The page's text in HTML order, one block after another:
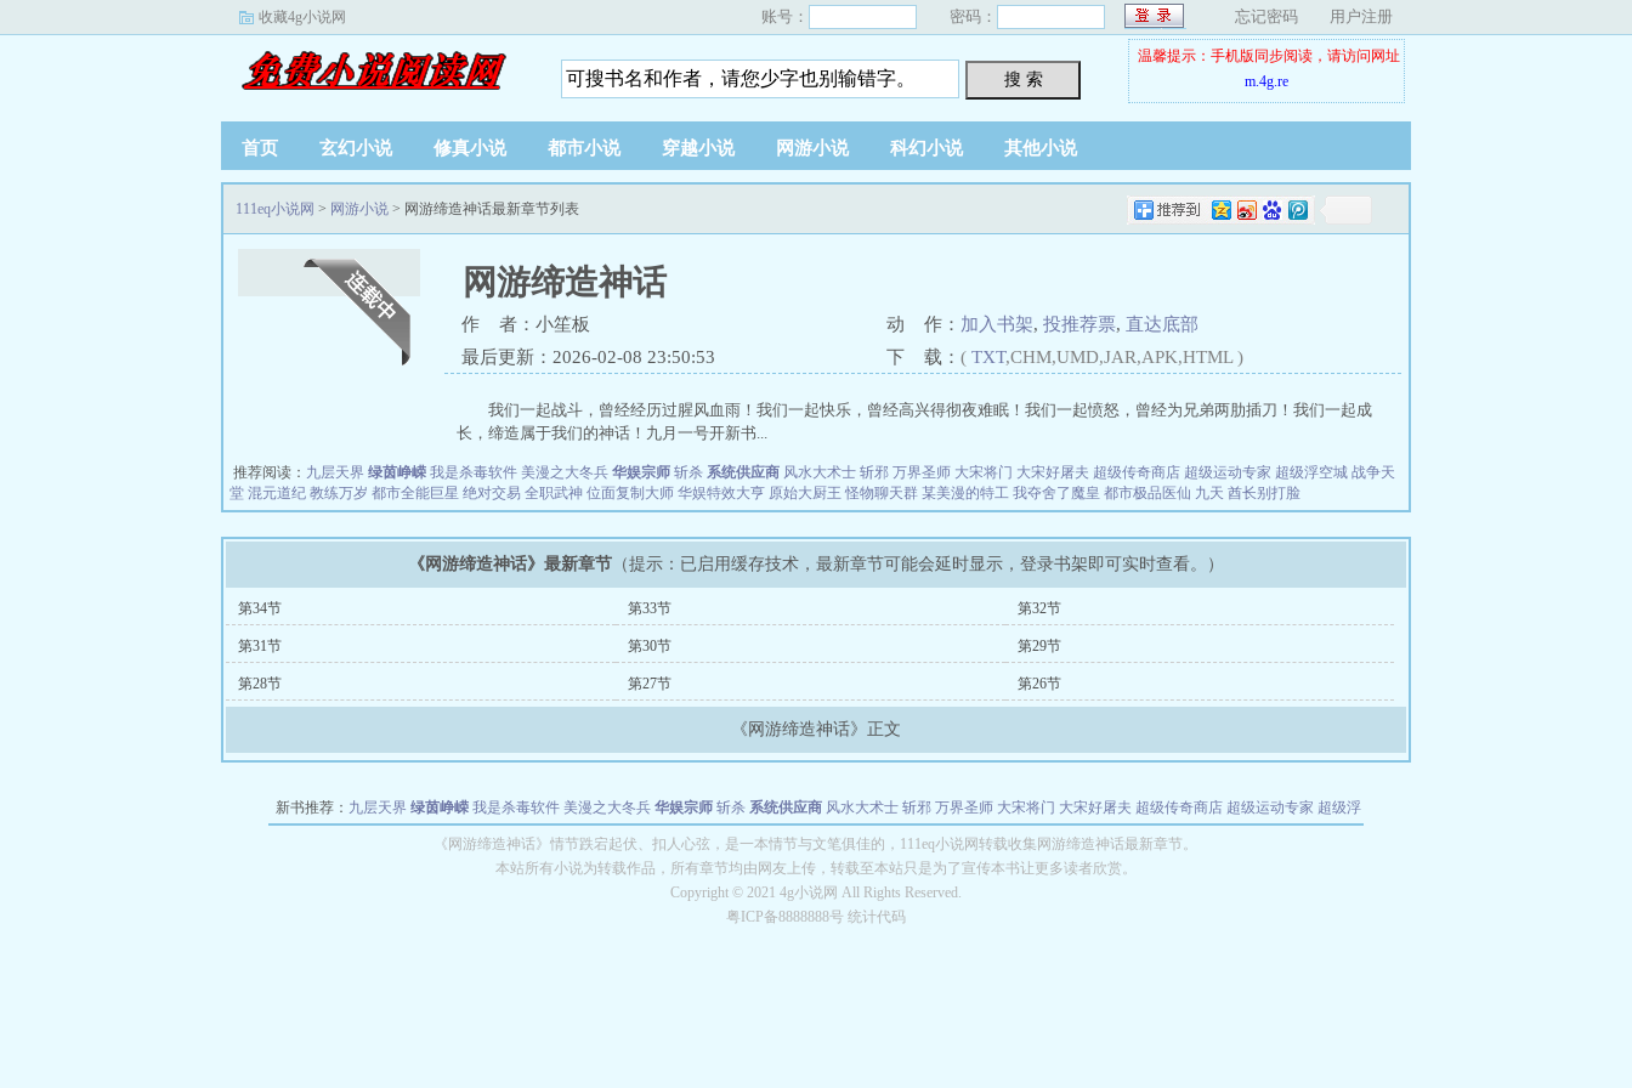
收藏4g小说网 账号： 密码： 忘记密码 用户注册
搜 索
温馨提示：手机版同步阅读，请访问网址
m.4g.re
首页 玄幻小说 修真小说 都市小说 穿越小说 网游小说 科幻小说 其他小说
111eq小说网 > 网游小说 > 网游缔造神话最新章节列表
网游缔造神话
作 者：小笙板 动 作： 加入书架, 投推荐票, 直达底部
最后更新：2026-02-08 23:50:53
下 载： ( TXT,CHM,UMD,JAR,APK,HTML )
我们一起战斗，曾经经历过腥风血雨！我们一起快乐，曾经高兴得彻夜难眠！我们一起愤怒，曾经为兄弟两肋插刀！我们一起成
长，缔造属于我们的神话！九月一号开新书...
推荐阅读： 九层天界 绿茵峥嵘 我是杀毒软件 美漫之大冬兵 华娱宗师 斩杀 系统供应商 风水大术士 斩邪 万界圣师 大宋将门 大宋好屠夫 超级传奇商店 超级运动专家 超级浮空城 战争天
堂 混元道纪 教练万岁 都市全能巨星 绝对交易 全职武神 位面复制大师 华娱特效大亨 原始大厨王 怪物聊天群 某美漫的特工 我夺舍了魔皇 都市极品医仙 九天 酋长别打脸
《网游缔造神话》最新章节 （提示：已启用缓存技术，最新章节可能会延时显示，登录书架即可实时查看。）
第34节 第33节 第32节
第31节 第30节 第29节
第28节 第27节 第26节
《网游缔造神话》正文
新书推荐： 九层天界 绿茵峥嵘 我是杀毒软件 美漫之大冬兵 华娱宗师 斩杀 系统供应商 风水大术士 斩邪 万界圣师 大宋将门 大宋好屠夫 超级传奇商店 超级运动专家 超级浮
教练万岁 都市全能巨星 绝对交易 全职武神 位面复制大师 华娱特效大亨 原始大厨王 怪物聊天群 某美漫的特工 我夺舍了魔皇
长别打脸
《网游缔造神话》情节跌宕起伏、扣人心弦，是一本情节与文笔俱佳的，111eq小说网转载收集网游缔造神话最新章节。
本站所有小说为转载作品，所有章节均由网友上传，转载至本站只是为了宣传本书让更多读者欣赏。
Copyright © 2021 4g小说网 All Rights Reserved.
粤ICP备8888888号 统计代码